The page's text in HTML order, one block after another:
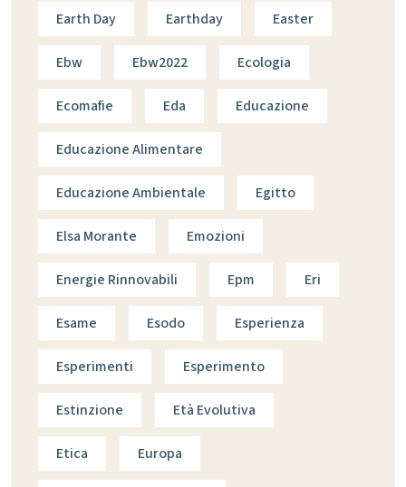
Earth Day Earthday Easter
Ebw Ebw2022 Ecologia
Ecomafie Eda Educazione
Educazione Alimentare
Educazione Ambientale Egitto
Elsa Morante Emozioni
Energie Rinnovabili Epm Eri
Esame Esodo Esperienza
Esperimenti Esperimento
Estinzione Età Evolutiva
Etica Europa